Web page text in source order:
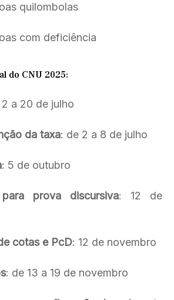
quilombolas
com deficiência
do CNU 2025:
a 20 de julho
da taxa: de 2 a 8 de julho
: 5 de outubro
prova discursiva: 12 de
cotas e PcD: 12 de novembro
: de 13 a 19 de novembro